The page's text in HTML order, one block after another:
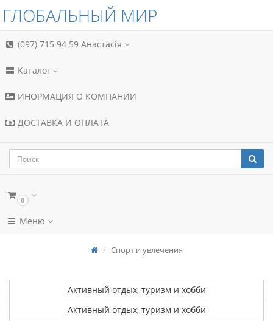
ГЛОБАЛЬНЫЙ МИР
(097) 715 94 59 Анастасія
Каталог
ИНОРМАЦИЯ О КОМПАНИИ
ДОСТАВКА И ОПЛАТА
0
Меню
Спорт и увлечения
Активный отдых, туризм и хобби
Активный отдых, туризм и хобби